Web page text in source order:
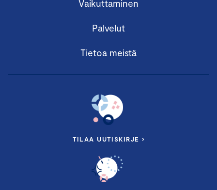
Vaikuttaminen
Palvelut
Tietoa meistä
TILAA UUTISKIRJE ›